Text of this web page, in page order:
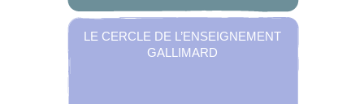
LE CERCLE DE L’ENSEIGNEMENT
GALLIMARD